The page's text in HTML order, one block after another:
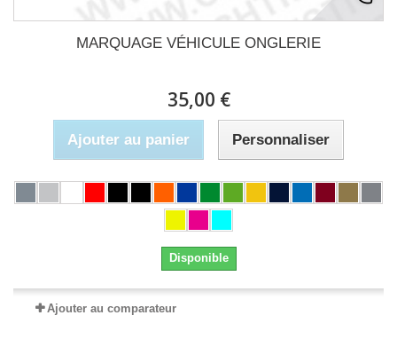
MARQUAGE VÉHICULE ONGLERIE
35,00 €
Ajouter au panier Personnaliser
Disponible
Ajouter au comparateur